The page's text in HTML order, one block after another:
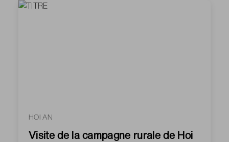
HOI AN
Visite de la campagne rurale de Hoi